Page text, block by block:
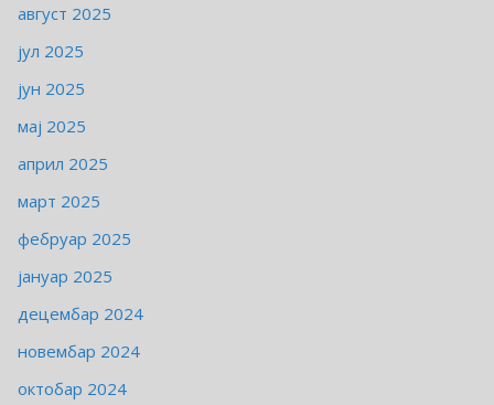
август 2025
јул 2025
јун 2025
мај 2025
април 2025
март 2025
фебруар 2025
јануар 2025
децембар 2024
новембар 2024
октобар 2024